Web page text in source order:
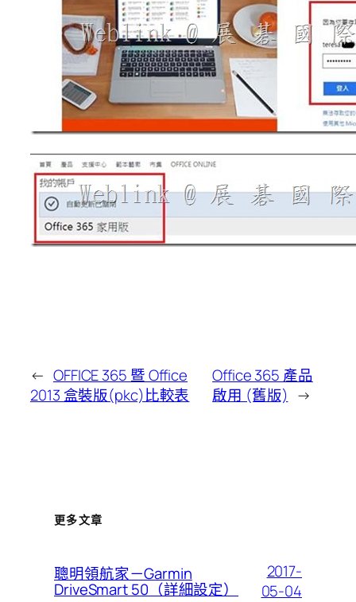
← OFFICE 365 暨 Office
2013 盒裝版(pkc)比較表
Office 365 產品
啟用 (舊版) →
更多文章
聰明領航家－Garmin
DriveSmart 50（詳細設定）
2017-
05-04